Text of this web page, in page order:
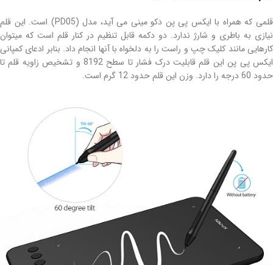
قلمی که همراه با ایکس پی پن دکو مینی می آید، مدل (PD05) است. این قلم
نیازی به باطری و شارژ ندارد. دو دکمه قابل تنظیم در کنار قلم است که میتوان
کارهایی مانند کلیک چپ و راست را به دلخواه با آنها انجام داد. بنابر ادعای کمپانی
ایکس پی پن این قلم قابلیت درک فشار تا سطح 8192 و تشخیص زاویه قلم تا
حدود 60 درجه را دارد. وزن این قلم حدود 12 گرم است.